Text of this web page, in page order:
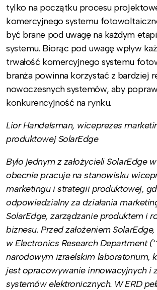
tylko na początku procesu
komercyjnego systemu
być brane pod uwagę na każdym
systemu. Biorąc pod uwagę wpływ
trwałość komercyjnego systemu
branża powinna korzystać z bardziej
nowoczesnych systemów, aby
konkurencyjność na rynku.
Lior Handelsman, wiceprezes
produktowej SolarEdge
Było jednym z założycieli SolarEdge
obecnie pracuje na stanowisku
marketingu i strategii produktowej,
odpowiedzialny za działania
SolarEdge, zarządzanie produktem i
biznesu. Przed założeniem SolarEdge,
w Electronics Research Department
narodowym izraelskim laboratorium,
jest opracowywanie innowacyjnych i
systemów elektronicznych. W ERD